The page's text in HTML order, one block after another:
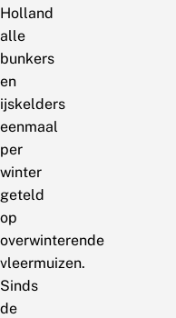
Holland
alle
bunkers
en
ijskelders
eenmaal
per
winter
geteld
op
overwinterende
vleermuizen.
Sinds
de